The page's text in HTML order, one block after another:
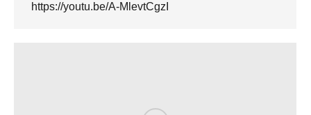
https://youtu.be/A-MlevtCgzI